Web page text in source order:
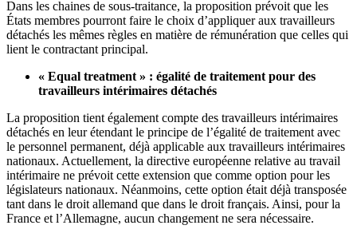
Dans les chaines de sous-traitance, la proposition prévoit que les
États membres pourront faire le choix d’appliquer aux travailleurs
détachés les mêmes règles en matière de rémunération que celles qui
lient le contractant principal.
« Equal treatment » : égalité de traitement pour des
travailleurs intérimaires détachés
La proposition tient également compte des travailleurs intérimaires
détachés en leur étendant le principe de l’égalité de traitement avec
le personnel permanent, déjà applicable aux travailleurs intérimaires
nationaux. Actuellement, la directive européenne relative au travail
intérimaire ne prévoit cette extension que comme option pour les
législateurs nationaux. Néanmoins, cette option était déjà transposée
tant dans le droit allemand que dans le droit français. Ainsi, pour la
France et l’Allemagne, aucun changement ne sera nécessaire.